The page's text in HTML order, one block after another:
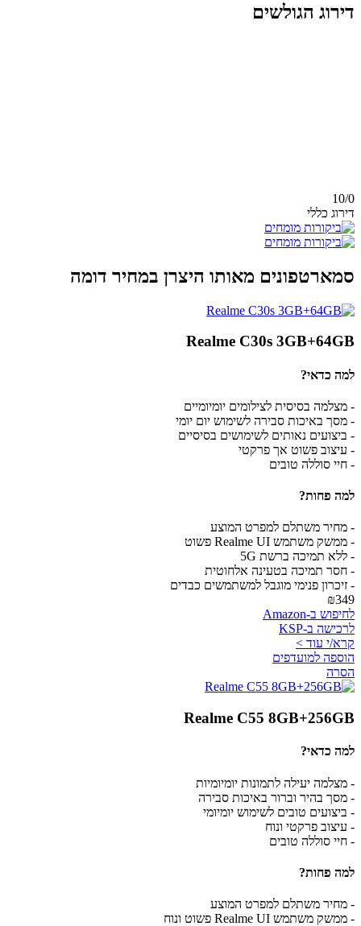
דירוג הגולשים
10/0
דירוג כללי
סמארטפונים מאותו היצרן במחיר דומה
Realme C30s 3GB+64GB
למה כדאי?
- מצלמה בסיסית לצילומים יומיומיים
- מסך באיכות סבירה לשימוש יום יומי
- ביצועים נאותים לשימושים בסיסיים
- עיצוב פשוט אך פרקטי
- חיי סוללה טובים
למה פחות?
- מחיר משתלם למפרט המוצע
- ממשק משתמש Realme UI פשוט
- ללא תמיכה ברשת 5G
- חסר תמיכה בטעינה אלחוטית
- זיכרון פנימי מוגבל למשתמשים כבדים
₪349
לחיפוש ב-Amazon
לרכישה ב-KSP
קרא/י עוד >
הוספה למועדפים
הסרה
Realme C55 8GB+256GB
למה כדאי?
- מצלמה יעילה לתמונות יומיומיות
- מסך בהיר וברור באיכות סבירה
- ביצועים טובים לשימוש יומיומי
- עיצוב פרקטי ונוח
- חיי סוללה טובים
למה פחות?
- מחיר משתלם למפרט המוצע
- ממשק משתמש Realme UI פשוט ונוח